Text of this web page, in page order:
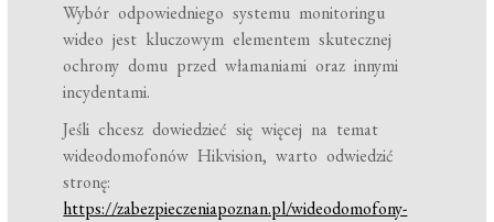
Wybór odpowiedniego systemu monitoringu
wideo jest kluczowym elementem skutecznej
ochrony domu przed włamaniami oraz innymi
incydentami.
Jeśli chcesz dowiedzieć się więcej na temat
wideodomofonów Hikvision, warto odwiedzić
stronę:
https://zabezpieczeniapoznan.pl/wideodomofony-